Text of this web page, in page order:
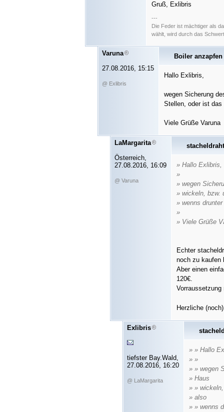
Gruß, Exlibris
---
Die Feder ist mächtiger als
wählt, wird durch das
Varuna
27.08.2016, 15:15
@ Exlibris
Boiler anzapfen
Hallo Exlibris,
wegen Sicherung
Stellen, oder ist das
Viele Grüße Varuna
LaMargarita
Österreich,
27.08.2016, 16:09
@ Varuna
stacheldraht
» Hallo Exlibris,
»
» wegen
» wickeln, bzw.
» wenns
»
» Viele Grüße
Echter
noch zu kaufen
Aber einen
120€.
Herzliche
Exlibris
tiefster Bay.Wald,
27.08.2016, 16:20
@ LaMargarita
» » Hallo
» »
» » wegen
» Haus
» »
» also
» » wenns